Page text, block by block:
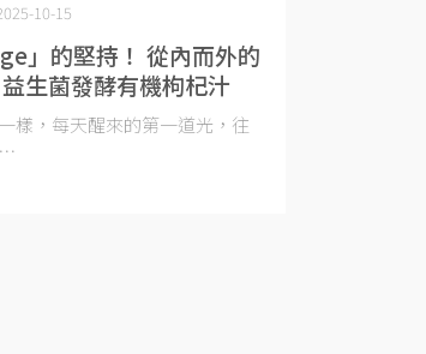
」的堅持！ 從內而外的
生菌發酵有機枸杞汁
10-15
樣，每天醒來的第一道光，往